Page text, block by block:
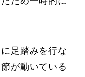
足踏みを行な
が動いている